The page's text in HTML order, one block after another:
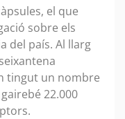
el que
sobre els
del país. Al llarg
tingut un nombre
22.000